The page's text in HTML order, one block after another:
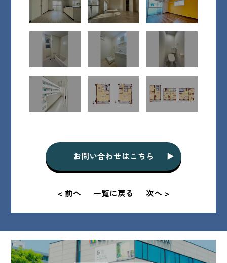
お問い合わせはこちら
< 前へ 一覧に戻る 次へ >